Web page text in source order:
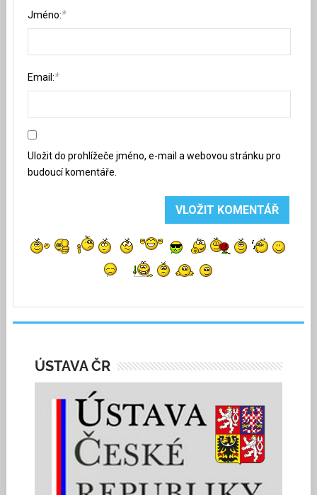
Jméno:*
Email:*
Uložit do prohlížeče jméno, e-mail a webovou stránku pro
budoucí komentáře.
ÚSTAVA ČR